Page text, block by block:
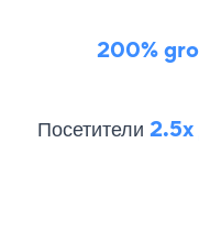
200%
Посетители 2.5x